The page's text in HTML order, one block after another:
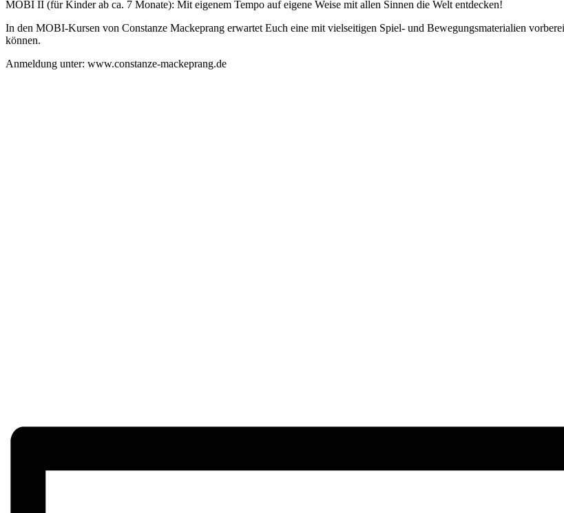
MOBI II (für Kinder ab ca. 7 Monate): Mit eigenem Tempo auf eigene Weise mit allen Sinnen die Welt entdecken!
In den MOBI-Kursen von Constanze Mackeprang erwartet Euch eine mit vielseitigen Spiel- und Bewegungsmaterialien
können.
Anmeldung unter: www.constanze-mackeprang.de